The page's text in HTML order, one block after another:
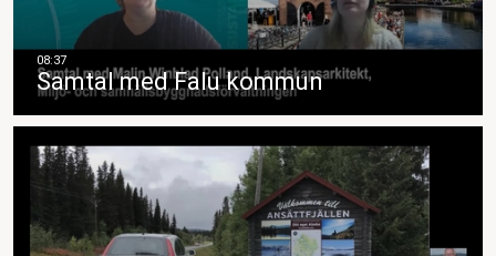
Samtal med Falu kommun